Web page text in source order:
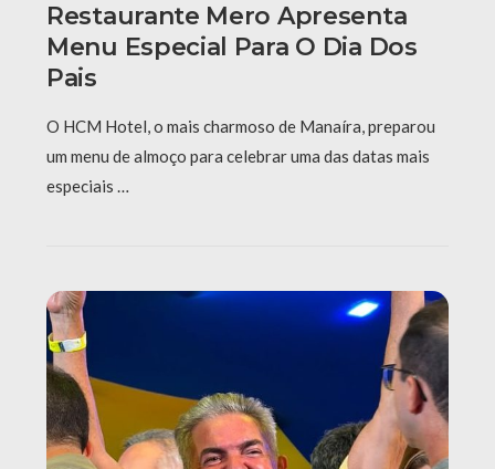
Restaurante Mero Apresenta
Menu Especial Para O Dia Dos
Pais
O HCM Hotel, o mais charmoso de Manaíra, preparou
um menu de almoço para celebrar uma das datas mais
especiais …